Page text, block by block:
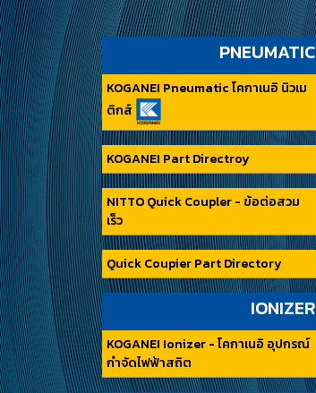
PNEUMATIC
KOGANEI Pneumatic โคกาเนอิ นิวเม
ติกส์
KOGANEI Part Directroy
NITTO Quick Coupler - ข้อต่อสวม
เร็ว
Quick Coupier Part Directory
IONIZER
KOGANEI Ionizer - โคกาเนอิ อุปกรณ์
กำจัดไฟฟ้าสถิต